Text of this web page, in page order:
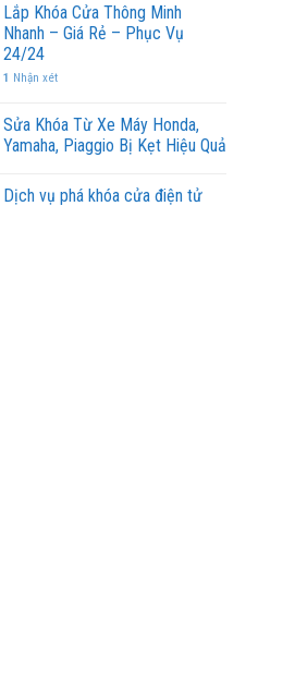
Lắp Khóa Cửa Thông Minh
Nhanh – Giá Rẻ – Phục Vụ
24/24
1 Nhận xét
Sửa Khóa Từ Xe Máy Honda,
Yamaha, Piaggio Bị Kẹt Hiệu Quả
Dịch vụ phá khóa cửa điện tử